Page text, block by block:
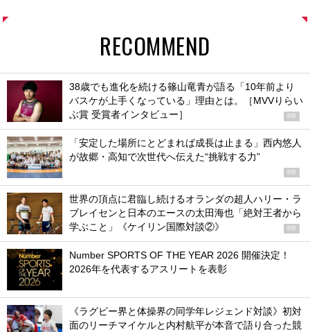
RECOMMEND
38歳でも進化を続ける篠山竜青が語る「10年前より
バスケが上手くなっている」理由とは。［MVVりらい
ぶ賞 受賞者インタビュー］
PR
「安定した場所にとどまれば成長は止まる」西内悠人
が故郷・高知で次世代へ伝えた“挑戦する力”
PR
世界の頂点に君臨し続けるオランダの超人ハリー・ラ
ブレイセンと日本のエースの太田海也「絶対王者から
学ぶこと」《ケイリン国際対談②》
PR
Number SPORTS OF THE YEAR 2026 開催決定！
2026年を代表するアスリートを表彰
《ラグビー界と体操界の同学年レジェンド対談》初対
面のリーチマイケルと内村航平が本音で語り合った競